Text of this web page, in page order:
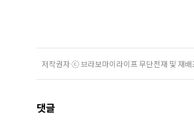
저작권자 ⓒ 브라보마이라이프 무단전재 및 재배
댓글